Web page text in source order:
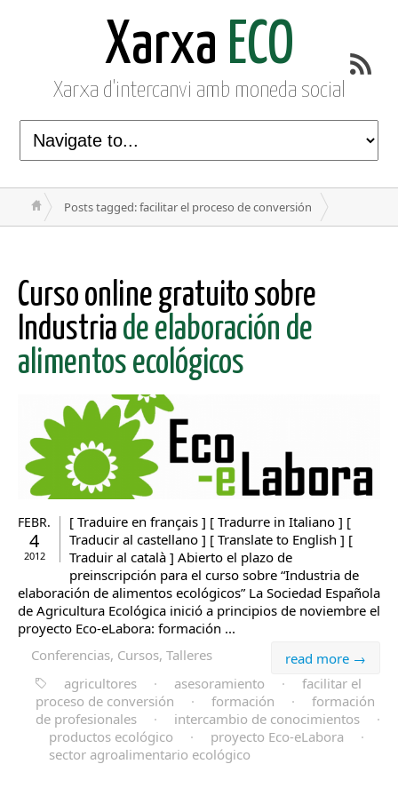
Xarxa ECO
Xarxa d'intercanvi amb moneda social
Posts tagged: facilitar el proceso de conversión
Curso online gratuito sobre
Industria de elaboración de
alimentos ecológicos
FEBR.
4
2012
[ Traduire en français ] [ Tradurre in Italiano ] [
Traducir al castellano ] [ Translate to English ] [
Traduir al català ] Abierto el plazo de
preinscripción para el curso sobre “Industria de
elaboración de alimentos ecológicos” La Sociedad Española
de Agricultura Ecológica inició a principios de noviembre el
proyecto Eco-eLabora: formación ...
read more →
Conferencias, Cursos, Talleres
agricultores
· asesoramiento ·
facilitar el
proceso de conversión
· formación ·
formación
de profesionales
· intercambio de conocimientos
·
productos ecológico
· proyecto Eco-eLabora
·
sector agroalimentario ecológico